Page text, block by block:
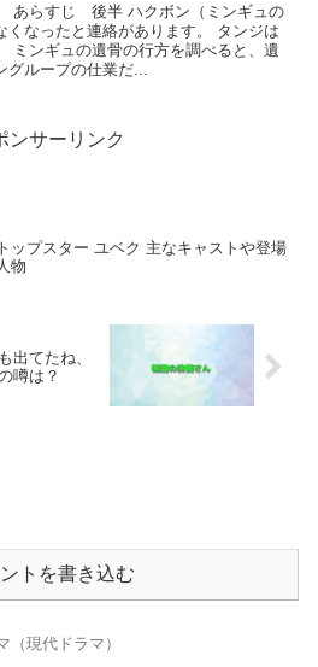
あらすじ 後半 ハクボン（ミンギュの
くなったと連絡があります。 タンジは
ミンギュの遺骨の行方を調べると、遺
ループの仕業だ...
ンサーリンク
トップスター ユベク 主なキャストや登場
物
てたね、
噂は？
トを書き込む
（現代ドラマ）